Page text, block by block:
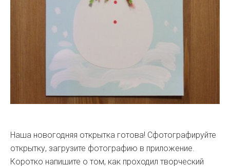
Наша новогодняя открытка готова! Сфотографируйте
открытку, загрузите фотографию в приложение.
Коротко напишите о том, как проходил творческий